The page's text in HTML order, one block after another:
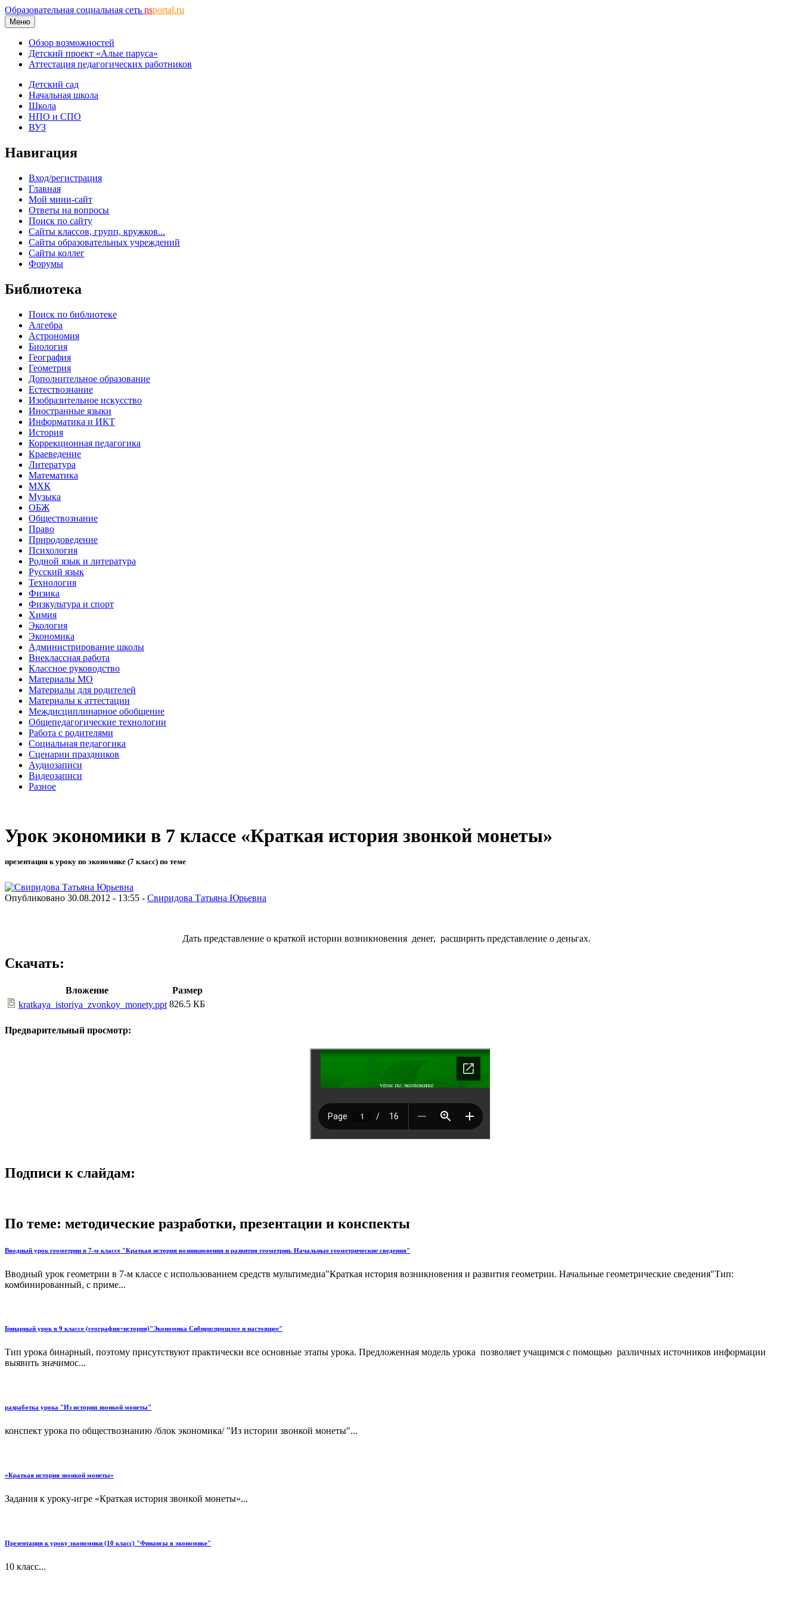
Образовательная социальная сеть nsportal.ru
Меню
Обзор возможностей
Детский проект «Алые паруса»
Аттестация педагогических работников
Детский сад
Начальная школа
Школа
НПО и СПО
ВУЗ
Навигация
Вход/регистрация
Главная
Мой мини-сайт
Ответы на вопросы
Поиск по сайту
Сайты классов, групп, кружков...
Сайты образовательных учреждений
Сайты коллег
Форумы
Библиотека
Поиск по библиотеке
Алгебра
Астрономия
Биология
География
Геометрия
Дополнительное образование
Естествознание
Изобразительное искусство
Иностранные языки
Информатика и ИКТ
История
Коррекционная педагогика
Краеведение
Литература
Математика
МХК
Музыка
ОБЖ
Обществознание
Право
Природоведение
Психология
Родной язык и литература
Русский язык
Технология
Физика
Физкультура и спорт
Химия
Экология
Экономика
Администрирование школы
Внеклассная работа
Классное руководство
Материалы МО
Материалы для родителей
Материалы к аттестации
Междисциплинарное обобщение
Общепедагогические технологии
Работа с родителями
Социальная педагогика
Сценарии праздников
Аудиозаписи
Видеозаписи
Разное
Урок экономики в 7 классе «Краткая история звонкой монеты»
презентация к уроку по экономике (7 класс) по теме
Опубликовано 30.08.2012 - 13:55 - Свиридова Татьяна Юрьевна
Дать представление о краткой истории возникновения денег, расширить представление о деньгах.
Скачать:
Вложение
Размер
kratkaya_istoriya_zvonkoy_monety.ppt 826.5 КБ
Предварительный просмотр:
Подписи к слайдам:
По теме: методические разработки, презентации и конспекты
Вводный урок геометрии в 7-м классе "Краткая история возникновения и развития геометрии. Начальные геометрические сведения"
Вводный урок геометрии в 7-м классе с использованием средств мультимедиа"Краткая история возникновения и развития геометрии. Начальные геометрические сведения"Тип:
комбинированный, с приме...
Бинарный урок в 9 классе (география+история)"Экономика Сибири:прошлое и настоящее"
Тип урока бинарный, поэтому присутствуют практически все основные этапы урока. Предложенная модель урока позволяет учащимся с помощью различных источников информации
выявить значимос...
разработка урока "Из истории звонкой монеты"
конспект урока по обществознанию /блок экономика/ "Из истории звонкой монеты"...
«Краткая история звонкой монеты»
Задания к уроку-игре «Краткая история звонкой монеты»...
Презентация к уроку экономики (10 класс) "Финансы в экономике"
10 класс...